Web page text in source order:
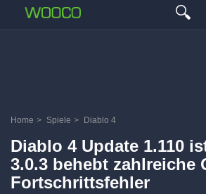
🔍
Home > Spiele > Diablo 4
Diablo 4 Update 1.110
3.0.3 behebt zahlreiche
Fortschrittsfehler